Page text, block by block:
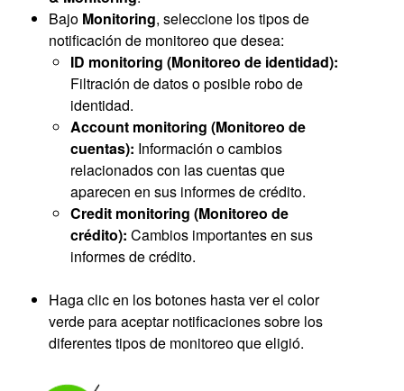
Bajo Monitoring, seleccione los tipos de
notificación de monitoreo que desea:
ID monitoring (Monitoreo de identidad):
Filtración de datos o posible robo de
identidad.
Account monitoring (Monitoreo de
cuentas): Información o cambios
relacionados con las cuentas que
aparecen en sus informes de crédito.
Credit monitoring (Monitoreo de
crédito): Cambios importantes en sus
informes de crédito.
Haga clic en los botones hasta ver el color
verde para aceptar notificaciones sobre los
diferentes tipos de monitoreo que eligió.